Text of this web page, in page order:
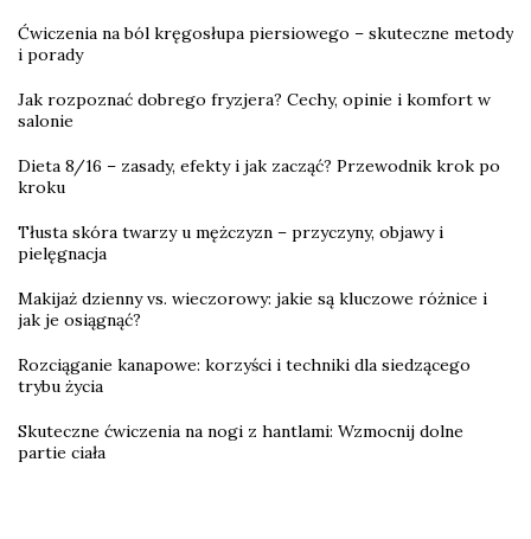
Ćwiczenia na ból kręgosłupa piersiowego – skuteczne metody
i porady
Jak rozpoznać dobrego fryzjera? Cechy, opinie i komfort w
salonie
Dieta 8/16 – zasady, efekty i jak zacząć? Przewodnik krok po
kroku
Tłusta skóra twarzy u mężczyzn – przyczyny, objawy i
pielęgnacja
Makijaż dzienny vs. wieczorowy: jakie są kluczowe różnice i
jak je osiągnąć?
Rozciąganie kanapowe: korzyści i techniki dla siedzącego
trybu życia
Skuteczne ćwiczenia na nogi z hantlami: Wzmocnij dolne
partie ciała